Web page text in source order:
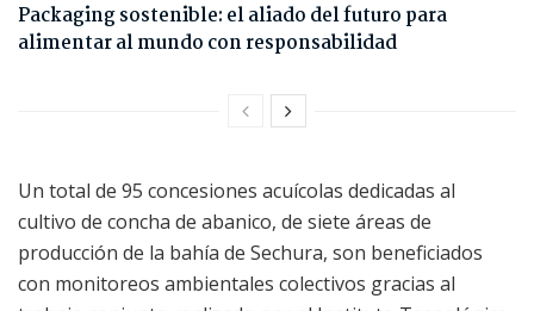
Packaging sostenible: el aliado del futuro para
alimentar al mundo con responsabilidad
Un total de 95 concesiones acuícolas dedicadas al
cultivo de concha de abanico, de siete áreas de
producción de la bahía de Sechura, son beneficiados
con monitoreos ambientales colectivos gracias al